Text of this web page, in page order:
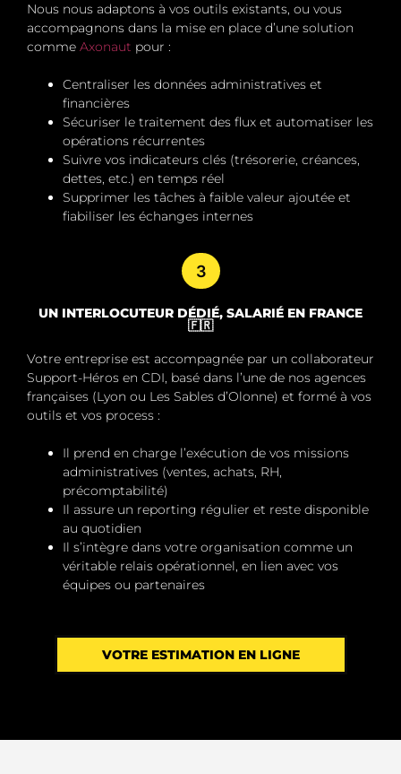
Nous nous adaptons à vos outils existants, ou vous
accompagnons dans la mise en place d’une solution
comme Axonaut pour :
Centraliser les données administratives et
financières
Sécuriser le traitement des flux et automatiser les
opérations récurrentes
Suivre vos indicateurs clés (trésorerie, créances,
dettes, etc.) en temps réel
Supprimer les tâches à faible valeur ajoutée et
fiabiliser les échanges internes
3
UN INTERLOCUTEUR DÉDIÉ, SALARIÉ EN FRANCE
🇫🇷
Votre entreprise est accompagnée par un collaborateur
Support-Héros en CDI, basé dans l’une de nos agences
françaises (Lyon ou Les Sables d’Olonne) et formé à vos
outils et vos process :
Il prend en charge l’exécution de vos missions
administratives (ventes, achats, RH,
précomptabilité)
Il assure un reporting régulier et reste disponible
au quotidien
Il s’intègre dans votre organisation comme un
véritable relais opérationnel, en lien avec vos
équipes ou partenaires
VOTRE ESTIMATION EN LIGNE